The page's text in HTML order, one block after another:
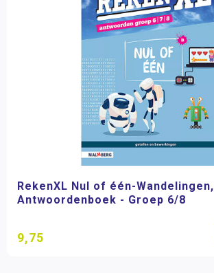
RekenXL Nul of één-Wandelingen,
Antwoordenboek - Groep 6/8
9,75